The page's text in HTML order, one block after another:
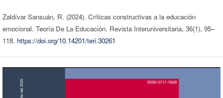
Zaldívar Sansuán, R. (2024). Críticas constructivas a la educación
emocional. Teoría De La Educación. Revista Interuniversitaria, 36(1), 95–
118. https://doi.org/10.14201/teri.30261